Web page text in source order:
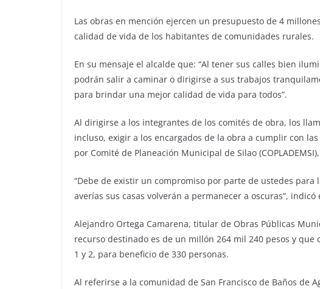
Las obras en mención ejercen un presupuesto de 4
calidad de vida de los habitantes de comunidades rurales.
En su mensaje el alcalde que: “Al tener sus calles bien
podrán salir a caminar o dirigirse a sus trabajos
para brindar una mejor calidad de vida para todos”.
Al dirigirse a los integrantes de los comités de obra, los
incluso, exigir a los encargados de la obra a cumplir con
por Comité de Planeación Municipal de Silao
“Debe de existir un compromiso por parte de ustedes
averías sus casas volverán a permanecer a oscuras”, indicó
Alejandro Ortega Camarena, titular de Obras Públicas
recurso destinado es de un millón 264 mil 240 pesos y que
1 y 2, para beneficio de 330 personas.
Al referirse a la comunidad de San Francisco de Baños de